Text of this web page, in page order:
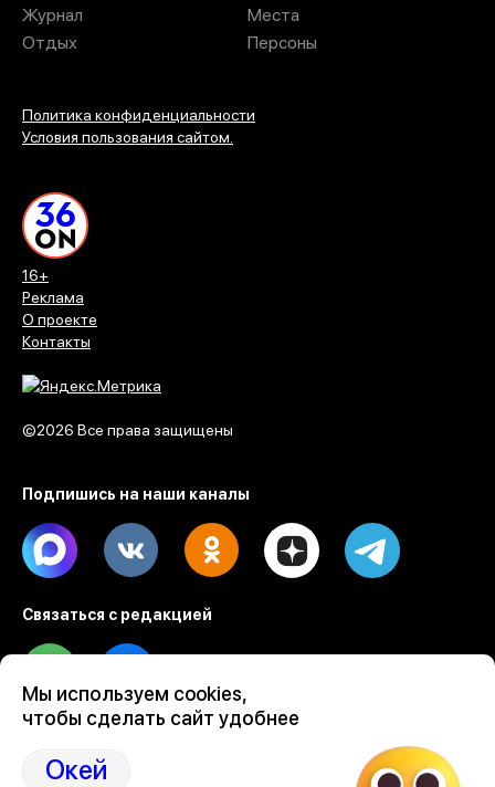
16+
Реклама
О проекте
Контакты
©2026 Все права защищены
Журнал
Отдых
Места
Персоны
Политика конфиденциальности
Условия пользования сайтом.
Подпишись на наши каналы
Max Dzen
Связаться с редакцией
Tel Email
Разработка веб проектов Evrone
Custom software & mobile development
Ruby on Rails development by Evrone
Мы используем cookies,
чтобы сделать сайт удобнее
Окей